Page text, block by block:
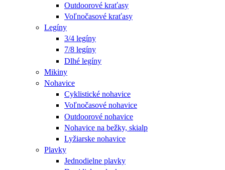
Outdoorové kraťasy
Voľnočasové kraťasy
Legíny
3/4 legíny
7/8 legíny
Dlhé legíny
Mikiny
Nohavice
Cyklistické nohavice
Voľnočasové nohavice
Outdoorové nohavice
Nohavice na bežky, skialp
Lyžiarske nohavice
Plavky
Jednodielne plavky